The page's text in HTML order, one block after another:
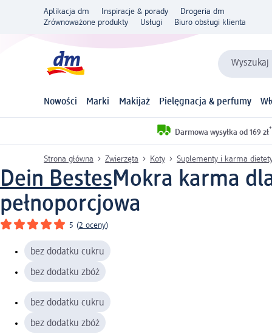
Aplikacja dm Inspiracje & porady
Drogeria dm
Zrównoważone produkty
Usługi Biuro obsługi klienta
Wyszukaj
Nowości Marki Makijaż Pielęgnacja & perfumy
Darmowa wysyłka od 169 zł*
Strona główna Zwierzęta Koty Suplementy i karma
Dein BestesMokra karma
pełnoporcjowa
5 (2 oceny)
bez dodatku cukru
bez dodatku zbóż
bez dodatku cukru
bez dodatku zbóż